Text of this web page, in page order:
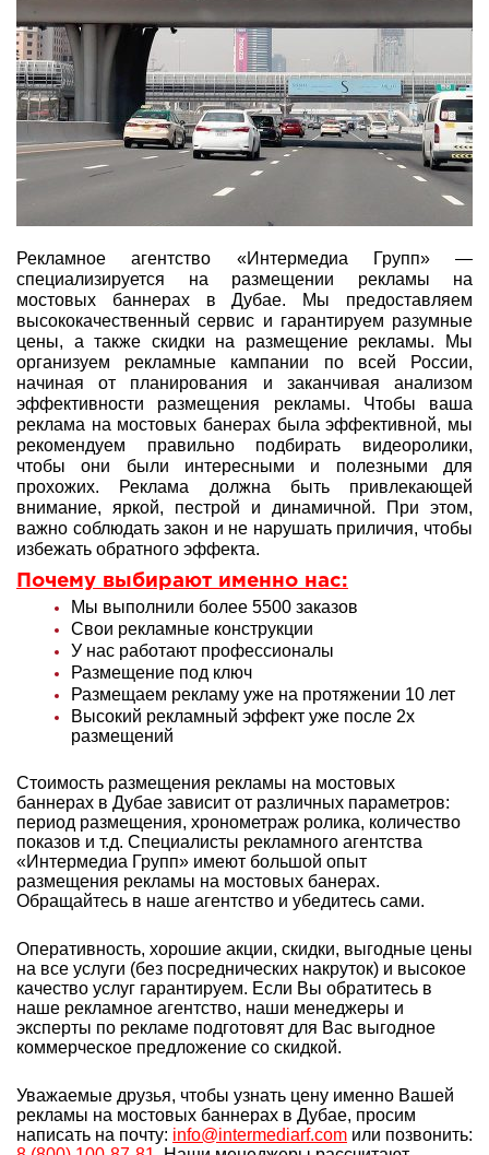
Рекламное агентство «Интермедиа Групп» —
специализируется на размещении рекламы на
мостовых баннерах в Дубае. Мы предоставляем
высококачественный сервис и гарантируем разумные
цены, а также скидки на размещение рекламы. Мы
организуем рекламные кампании по всей России,
начиная от планирования и заканчивая анализом
эффективности размещения рекламы. Чтобы ваша
реклама на мостовых банерах была эффективной, мы
рекомендуем правильно подбирать видеоролики,
чтобы они были интересными и полезными для
прохожих. Реклама должна быть привлекающей
внимание, яркой, пестрой и динамичной. При этом,
важно соблюдать закон и не нарушать приличия, чтобы
избежать обратного эффекта.
Почему выбирают именно нас:
Мы выполнили более 5500 заказов
Свои рекламные конструкции
У нас работают профессионалы
Размещение под ключ
Размещаем рекламу уже на протяжении 10 лет
Высокий рекламный эффект уже после 2х
размещений
Стоимость размещения рекламы на мостовых
баннерах в Дубае зависит от различных параметров:
период размещения, хронометраж ролика, количество
показов и т.д. Специалисты рекламного агентства
«Интермедиа Групп» имеют большой опыт
размещения рекламы на мостовых банерах.
Обращайтесь в наше агентство и убедитесь сами.
Оперативность, хорошие акции, скидки, выгодные цены
на все услуги (без посреднических накруток) и высокое
качество услуг гарантируем. Если Вы обратитесь в
наше рекламное агентство, наши менеджеры и
эксперты по рекламе подготовят для Вас выгодное
коммерческое предложение со скидкой.
Уважаемые друзья, чтобы узнать цену именно Вашей
рекламы на мостовых баннерах в Дубае, просим
написать на почту: info@intermediarf.com или позвонить: